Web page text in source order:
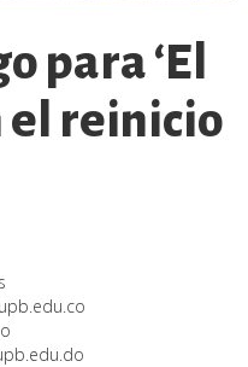
para ‘El
el reinicio